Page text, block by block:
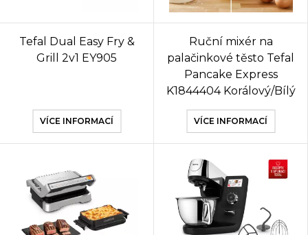
Tefal Dual Easy Fry &
Grill 2v1 EY905
VÍCE INFORMACÍ
Ruční mixér na
palačinkové těsto Tefal
Pancake Express
K1844404 Korálový/Bílý
VÍCE INFORMACÍ